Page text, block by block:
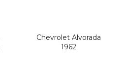
Chevrolet Alvorada
1962